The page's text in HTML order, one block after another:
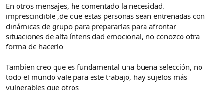
En otros mensajes, he comentado la necesidad,
imprescindible ,de que estas personas sean entrenadas con
dinámicas de grupo para prepararlas para afrontar
situaciones de alta íntensidad emocional, no conozco otra
forma de hacerlo
Tambien creo que es fundamental una buena selección, no
todo el mundo vale para este trabajo, hay sujetos más
vulnerables que otros